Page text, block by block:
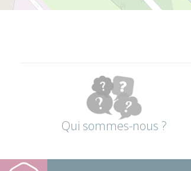
Qui sommes-nous ?